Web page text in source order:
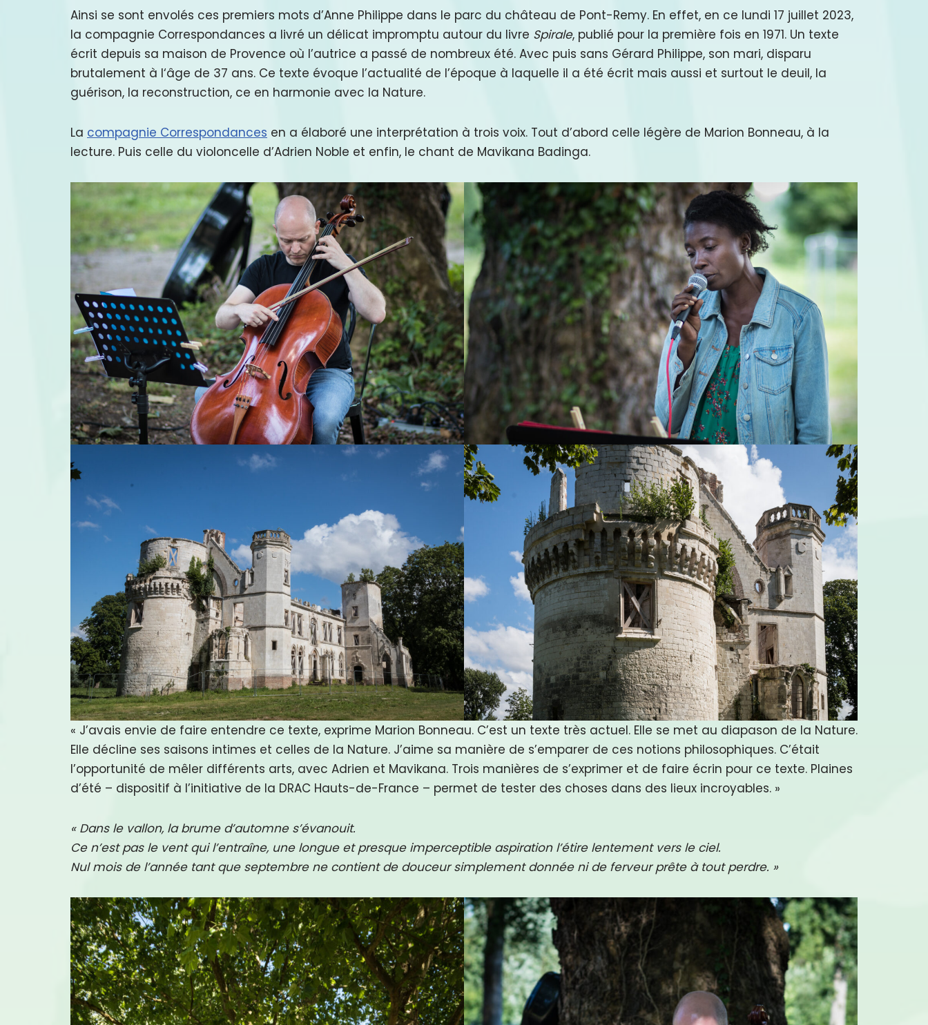
Ainsi se sont envolés ces premiers mots d’Anne Philippe dans le parc du château de Pont-Remy. En effet, en ce lundi 17 juillet 2023,
la compagnie Correspondances a livré un délicat impromptu autour du livre Spirale, publié pour la première fois en 1971. Un texte
écrit depuis sa maison de Provence où l’autrice a passé de nombreux été. Avec puis sans Gérard Philippe, son mari, disparu
brutalement à l‘âge de 37 ans. Ce texte évoque l’actualité de l’époque à laquelle il a été écrit mais aussi et surtout le deuil, la
guérison, la reconstruction, ce en harmonie avec la Nature.
La compagnie Correspondances en a élaboré une interprétation à trois voix. Tout d’abord celle légère de Marion Bonneau, à la
lecture. Puis celle du violoncelle d’Adrien Noble et enfin, le chant de Mavikana Badinga.
« J’avais envie de faire entendre ce texte, exprime Marion Bonneau. C’est un texte très actuel. Elle se met au diapason de la Nature.
Elle décline ses saisons intimes et celles de la Nature. J’aime sa manière de s’emparer de ces notions philosophiques. C’était
l’opportunité de mêler différents arts, avec Adrien et Mavikana. Trois manières de s’exprimer et de faire écrin pour ce texte. Plaines
d’été – dispositif à l’initiative de la DRAC Hauts-de-France – permet de tester des choses dans des lieux incroyables. »
« Dans le vallon, la brume d’automne s’évanouit.
Ce n’est pas le vent qui l’entraîne, une longue et presque imperceptible aspiration l’étire lentement vers le ciel.
Nul mois de l’année tant que septembre ne contient de douceur simplement donnée ni de ferveur prête à tout perdre. »